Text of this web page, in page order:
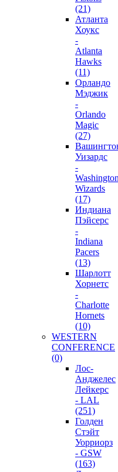
(21)
Атланта
Хоукс
-
Atlanta
Hawks
(11)
Орландо
Мэджик
-
Orlando
Magic
(27)
Уизардс
-
Washington
Wizards
(17)
Индиана
Пэйсерс
-
Indiana
Pacers
(13)
Шарлотт
Хорнетс
-
Charlotte
Hornets
(10)
WESTERN
CONFERENCE
(0)
Лос-
Анджелес
Лейкерс
- LAL
(251)
Голден
Стэйт
Уорриорз
- GSW
(163)